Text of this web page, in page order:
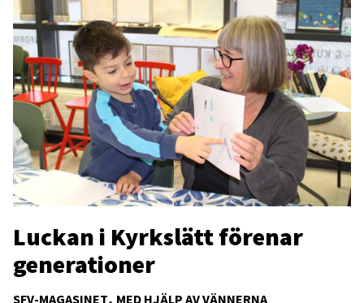
SFV-MAGASINET MED HJÄLP AV VÄNNERNA
Luckan i Kyrkslätt förenar
generationer